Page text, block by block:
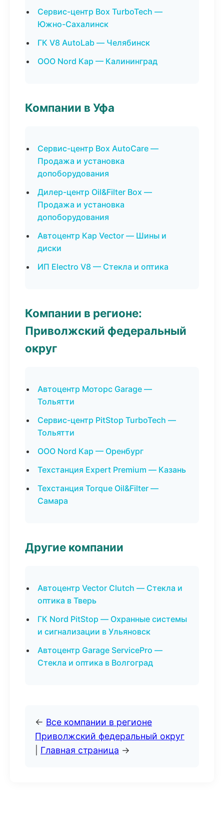
Сервис-центр Box TurboTech —
Южно-Сахалинск
ГК V8 AutoLab — Челябинск
ООО Nord Кар — Калининград
Компании в Уфа
Сервис-центр Box AutoCare —
Продажа и установка
допоборудования
Дилер-центр Oil&Filter Box —
Продажа и установка
допоборудования
Автоцентр Кар Vector — Шины и
диски
ИП Electro V8 — Стекла и оптика
Компании в регионе:
Приволжский федеральный
округ
Автоцентр Моторс Garage —
Тольятти
Сервис-центр PitStop TurboTech —
Тольятти
ООО Nord Кар — Оренбург
Техстанция Expert Premium — Казань
Техстанция Torque Oil&Filter —
Самара
Другие компании
Автоцентр Vector Clutch — Стекла и
оптика в Тверь
ГК Nord PitStop — Охранные системы
и сигнализации в Ульяновск
Автоцентр Garage ServicePro —
Стекла и оптика в Волгоград
← Все компании в регионе
Приволжский федеральный округ
Главная страница →